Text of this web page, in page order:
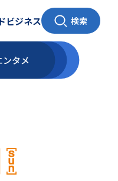
ビジネス 検索
ンタメ